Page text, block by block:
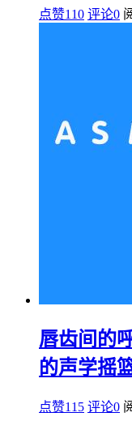
点赞110 评论0
唇齿间的
的声学摇
点赞115 评论0